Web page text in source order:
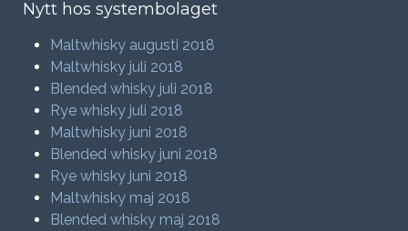
Nytt hos systembolaget
Maltwhisky augusti 2018
Maltwhisky juli 2018
Blended whisky juli 2018
Rye whisky juli 2018
Maltwhisky juni 2018
Blended whisky juni 2018
Rye whisky juni 2018
Maltwhisky maj 2018
Blended whisky maj 2018